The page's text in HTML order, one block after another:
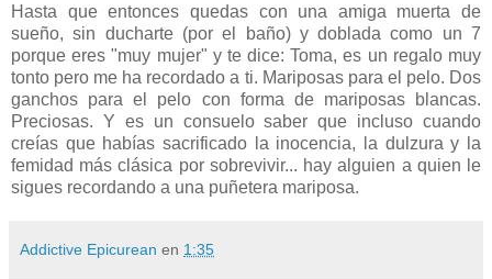
Hasta que entonces quedas con una amiga muerta de
sueño, sin ducharte (por el baño) y doblada como un 7
porque eres "muy mujer" y te dice: Toma, es un regalo muy
tonto pero me ha recordado a ti. Mariposas para el pelo. Dos
ganchos para el pelo con forma de mariposas blancas.
Preciosas. Y es un consuelo saber que incluso cuando
creías que habías sacrificado la inocencia, la dulzura y la
femidad más clásica por sobrevivir... hay alguien a quien le
sigues recordando a una puñetera mariposa.
Addictive Epicurean en 1:35